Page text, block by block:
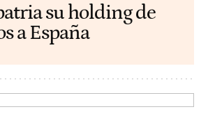
su holding de
a España